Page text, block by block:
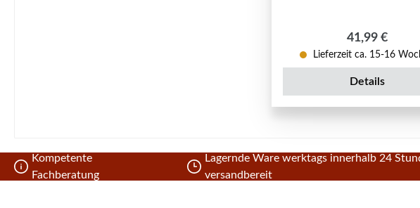
Regulärer
41,99 €
Lieferzeit ca. 15-16
Details
Kompetente
Fachberatung
Lagernde Ware werktags innerhalb 24
versandbereit